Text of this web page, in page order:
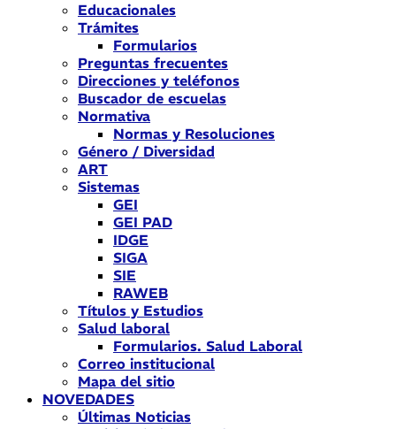
Educacionales
Trámites
Formularios
Preguntas frecuentes
Direcciones y teléfonos
Buscador de escuelas
Normativa
Normas y Resoluciones
Género / Diversidad
ART
Sistemas
GEI
GEI PAD
IDGE
SIGA
SIE
RAWEB
Títulos y Estudios
Salud laboral
Formularios. Salud Laboral
Correo institucional
Mapa del sitio
NOVEDADES
Últimas Noticias